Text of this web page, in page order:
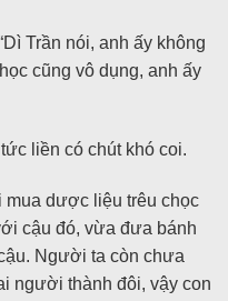
Trần nói, anh ấy không
cũng vô dụng, anh ấy
liền có chút khó coi.
dược liệu trêu chọc
cậu đó, vừa đưa bánh
Người ta còn chưa
người thành đôi, vậy con